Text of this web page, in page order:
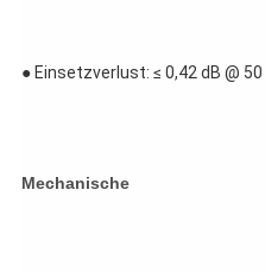
● Einsetzverlust: ≤ 0,42 dB @
Mechanische